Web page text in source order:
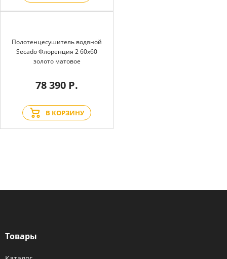
Полотенцесушитель водяной
Secado Флоренция 2 60x60
золото матовое
78 390 Р.
В КОРЗИНУ
Товары